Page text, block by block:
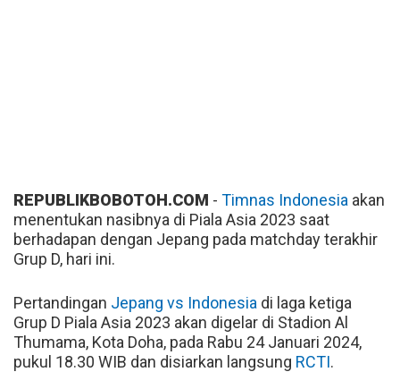
REPUBLIKBOBOTOH.COM - Timnas Indonesia akan
menentukan nasibnya di Piala Asia 2023 saat
berhadapan dengan Jepang pada matchday terakhir
Grup D, hari ini.
Pertandingan Jepang vs Indonesia di laga ketiga
Grup D Piala Asia 2023 akan digelar di Stadion Al
Thumama, Kota Doha, pada Rabu 24 Januari 2024,
pukul 18.30 WIB dan disiarkan langsung RCTI.